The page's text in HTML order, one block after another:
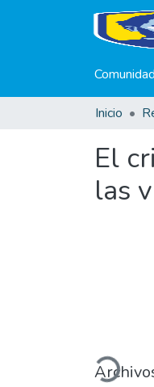
Inicio
El
las
Cargando...